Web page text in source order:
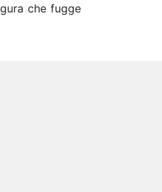
che fugge